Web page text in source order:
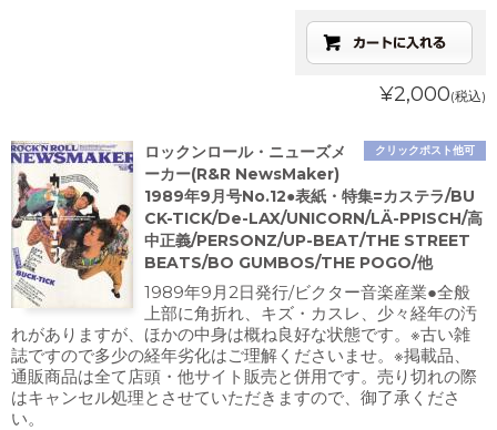
¥2,000(税込)
クリックポスト他可
ロックンロール・ニューズメ
ーカー(R&R NewsMaker)
1989年9月号No.12●表紙・特集=カステラ/BU
CK-TICK/De-LAX/UNICORN/LÄ-PPISCH/高
中正義/PERSONZ/UP-BEAT/THE STREET
BEATS/BO GUMBOS/THE POGO/他
1989年9月2日発行/ビクター音楽産業●全般
上部に角折れ、キズ・カスレ、少々経年の汚
れがありますが、ほかの中身は概ね良好な状態です。※古い雑
誌ですので多少の経年劣化はご理解くださいませ。※掲載品、
通販商品は全て店頭・他サイト販売と併用です。売り切れの際
はキャンセル処理とさせていただきますので、御了承くださ
い。